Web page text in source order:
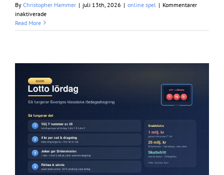
By Christopher Hammer | juli 13th, 2026 | online spel | Kommentarer
inaktiveradeför
–
resultatspel
Read More